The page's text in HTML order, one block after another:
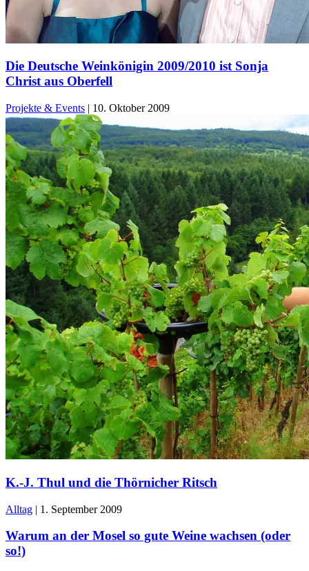
Die Deutsche Weinkönigin 2009/2010 ist Sonja
Christ aus Oberfell
Projekte & Events | 10. Oktober 2009
K.-J. Thul und die Thörnicher Ritsch
Alltag | 1. September 2009
Warum an der Mosel so gute Weine wachsen (oder
so!)